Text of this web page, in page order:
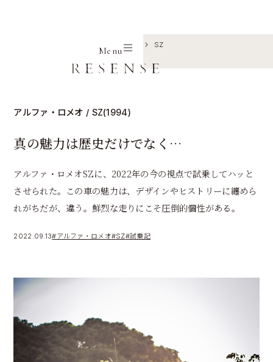
Menu
アルファ・ロメオ
SZ
アルファ・ロメオ / SZ(1994)
真の魅力は歴史だけでなく…
アルファ・ロメオSZに、2022年の今の視点で試乗してハッと
させられた。この車の魅力は、デザインやヒストリーに纏めら
れがちだが、違う。鮮烈な走りにこそ圧倒的個性がある。
2022.09.13#アルファ・ロメオ#SZ#試乗記